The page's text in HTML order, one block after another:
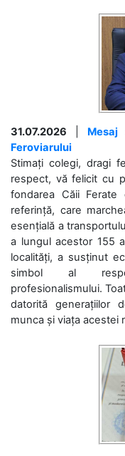
31.07.2026
Feroviarului
Stimați colegi, dragi
respect, vă felicit cu
fondarea Căii
referință, care
esențială a
a lungul acestor 155
localități, a susținut
simbol al
profesionalismului.
datorită generațiilor
munca și viața acestei